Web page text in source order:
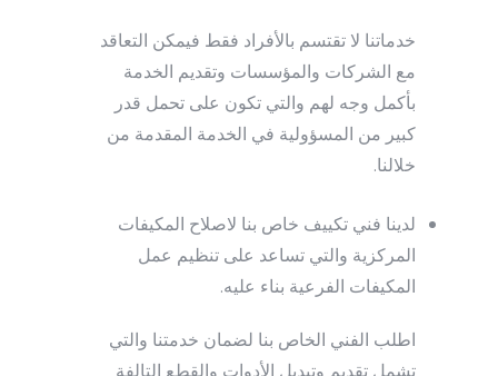
خدماتنا لا تقتسم بالأفراد فقط فيمكن التعاقد
مع الشركات والمؤسسات وتقديم الخدمة
بأكمل وجه لهم والتي تكون على تحمل قدر
كبير من المسؤولية في الخدمة المقدمة من
خلالنا.
لدينا فني تكييف خاص بنا لاصلاح المكيفات
المركزية والتي تساعد على تنظيم عمل
المكيفات الفرعية بناء عليه.
اطلب الفني الخاص بنا لضمان خدمتنا والتي